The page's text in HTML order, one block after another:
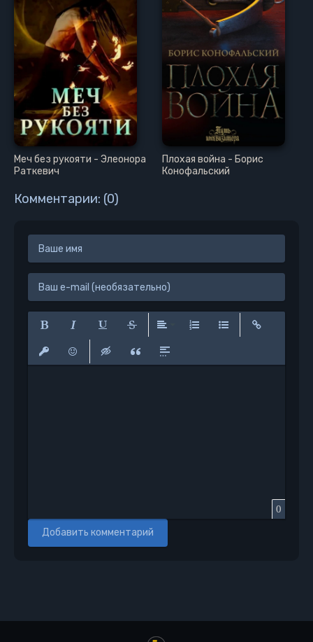
Меч без рукояти - Элеонора
Раткевич
Плохая война - Борис
Конофальский
Комментарии: (0)
Полужирный
Курсив Подчеркнутый
0
Добавить комментарий